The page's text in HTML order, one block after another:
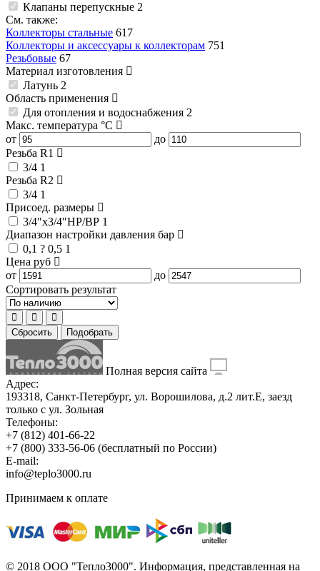
Клапаны перепускные 2
См. также:
Коллекторы стальные 617
Коллекторы и аксессуары к коллекторам 751
Резьбовые 67
Материал изготовления
Латунь 2
Область применения
Для отопления и водоснабжения 2
Макс. температура °C
от
до
Резьба R1
3/4 1
Резьба R2
3/4 1
Присоед. размеры
3/4″x3/4″НР/ВР 1
Диапазон настройки давления бар
0,1 ? 0,5 1
Цена руб
от
до
Сортировать результат
Сбросить Подобрать
Полная версия сайта
Адрес:
193318, Санкт-Петербург, ул. Ворошилова, д.2 лит.Е, заезд
только с ул. Зольная
Телефоны:
+7 (812) 401-66-22
+7 (800) 333-56-06 (бесплатный по России)
E-mail:
info@teplo3000.ru
Принимаем к оплате
© 2018 ООО "Тепло3000". Информация, представленная на